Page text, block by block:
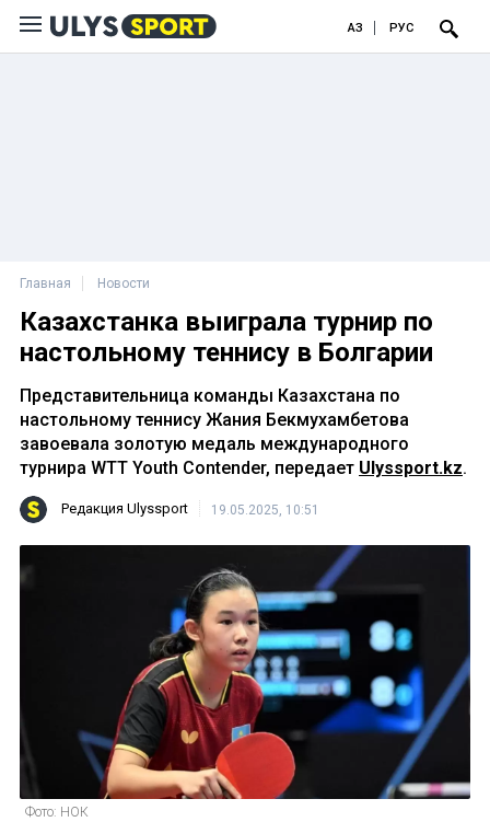
ҚАЗ РУС
Главная Новости
Казахстанка выиграла турнир по
настольному теннису в Болгарии
Представительница команды Казахстана по
настольному теннису Жания Бекмухамбетова
завоевала золотую медаль международного
турнира WTT Youth Contender, передает Ulyssport.kz.
Редакция Ulyssport 19.05.2025, 10:51
Фото: НОК